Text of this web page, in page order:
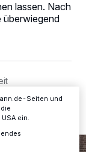
lassen. Nach
überwiegend
Partner
aufgeführten
Inhalte und
Sie. Sie können
Webseite klicken.
Seiten und
ein.